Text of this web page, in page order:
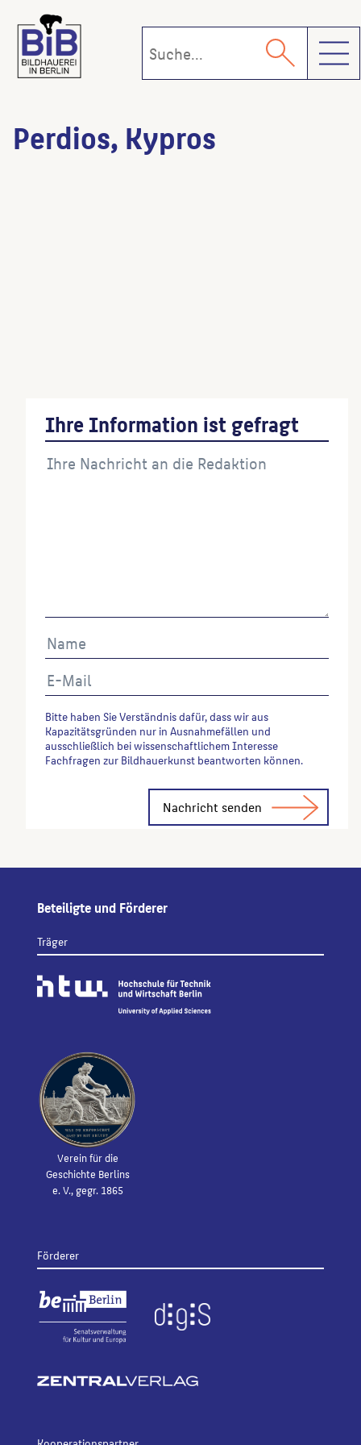
Perdios, Kypros
Ihre Information ist gefragt
Bitte haben Sie Verständnis dafür, dass wir aus
Kapazitätsgründen nur in Ausnahmefällen und
ausschließlich bei wissenschaftlichem Interesse
Fachfragen zur Bildhauerkunst beantworten können.
Beteiligte und Förderer
Träger
Verein für die
Geschichte Berlins
e. V., gegr. 1865
Förderer